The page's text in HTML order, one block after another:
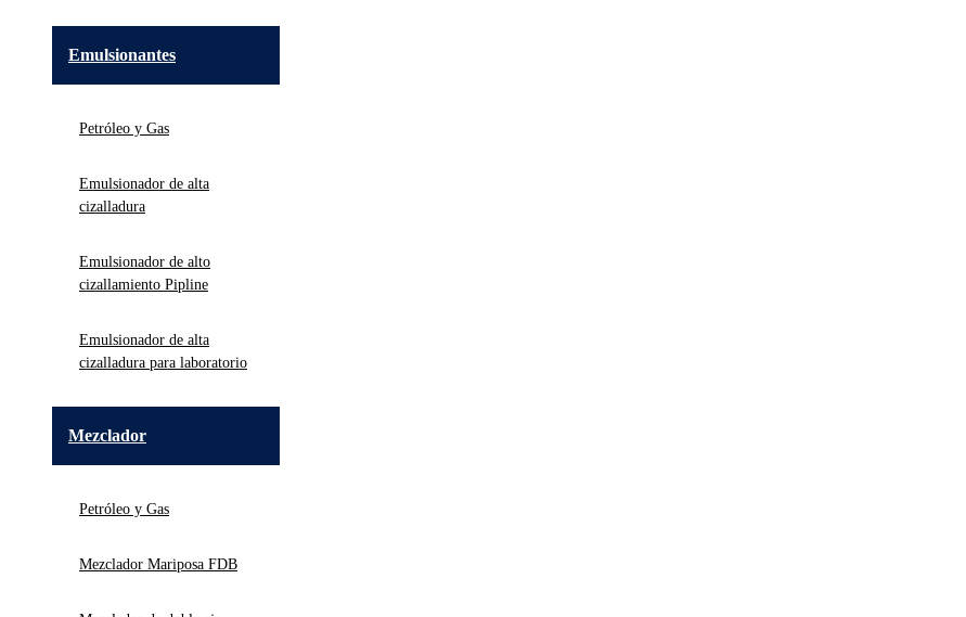
Emulsionantes
Petróleo y Gas
Emulsionador de alta
cizalladura
Emulsionador de alto
cizallamiento Pipline
Emulsionador de alta
cizalladura para laboratorio
Mezclador
Petróleo y Gas
Mezclador Mariposa FDB